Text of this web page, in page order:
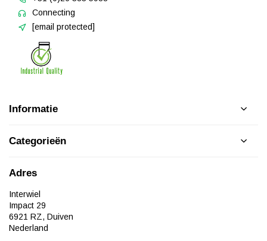
Connecting
[email protected]
Informatie
Categorieën
Adres
Interwiel
Impact 29
6921 RZ, Duiven
Nederland